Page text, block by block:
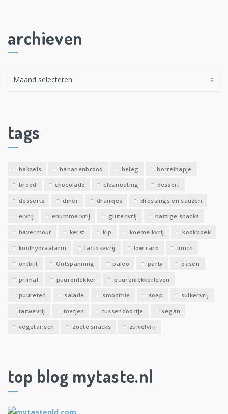
archieven
e
v
tags
baksels bananenbrood beleg borrelhapje
brood chocolade cleaneating dessert
desserts diner drankjes dressings en sauzen
eivrij enummervrij glutenvrij hartige snacks
havermout kerst kip koemelkvrij kookboek
koolhydraatarm lactosevrij low carb lunch
ontbijt Ontspanning paleo party pasen
primal puurenlekker puurenlekkerleven
puureten salade smoothie soep suikervrij
tarwevrij toetjes tussendoortje vegan
vegetarisch zoete snacks zuivelvrij
top blog mytaste.nl